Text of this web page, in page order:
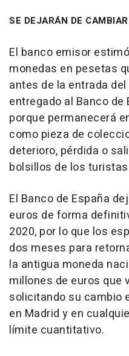
SE DEJARÁN DE
El banco emisor
monedas en pesetas
antes de la entrada
entregado al Banco
porque permanecerá
como pieza de
deterioro, pérdida o
bolsillos de los
El Banco de España
euros de forma
2020, por lo que los
dos meses para
la antigua moneda
millones de euros que
solicitando su cambio
en Madrid y en
límite cuantitativo.